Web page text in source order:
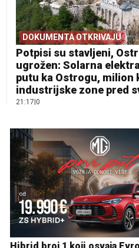
DOKUMENTA OTKRIVAJU
Potpisi su stavljeni,
ugrožen: Solarna
putu ka Ostrogu, milion
industrijske zone pred
21:17 0